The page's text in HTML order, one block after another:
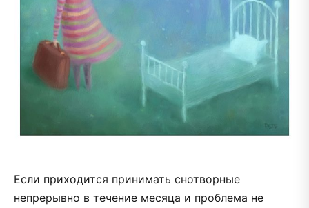
Если приходится принимать снотворные
непрерывно в течение месяца и проблема не